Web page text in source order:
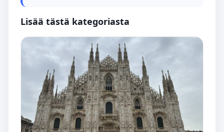
Lisää tästä kategoriasta